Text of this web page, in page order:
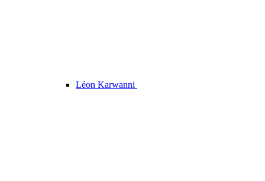
Léon Karwanni